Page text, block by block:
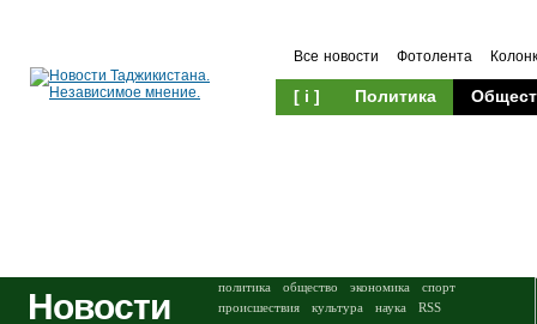
Все новости Фотолента
[ i ] Политика
Новости политика общество экономика
спорт
происшествия
культура наука
RSS